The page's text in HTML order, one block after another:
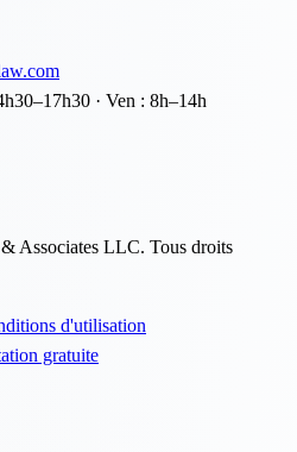
· Ven : 8h–14h
Associates LLC. Tous droits
d'utilisation
gratuite